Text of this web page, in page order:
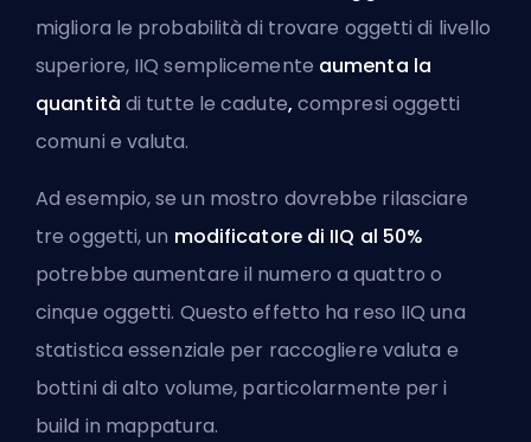
migliora le probabilità di trovare oggetti di livello
superiore, IIQ semplicemente aumenta la
quantità di tutte le cadute, compresi oggetti
comuni e valuta.
Ad esempio, se un mostro dovrebbe rilasciare
tre oggetti, un modificatore di IIQ al 50%
potrebbe aumentare il numero a quattro o
cinque oggetti. Questo effetto ha reso IIQ una
statistica essenziale per raccogliere valuta e
bottini di alto volume, particolarmente per i
build in mappatura.